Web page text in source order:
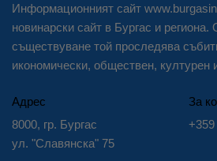
Информационният сайт
новинарски сайт в Бургас и
съществуване той проследява
икономически, обществен, културен
Адрес
8000, гр. Бургас
ул. "Славянска" 75
За
+359